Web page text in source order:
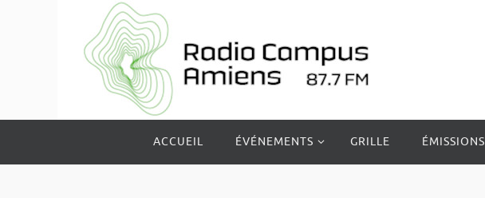
le
ACCUEIL ÉVÉNEMENTS GRILLE ÉMISSIONS